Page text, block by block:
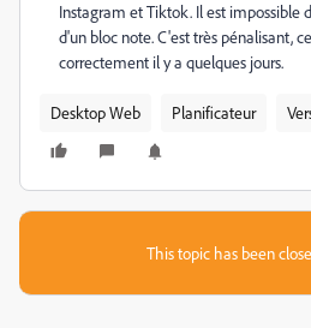
Instagram et Tiktok. Il est impossible
d'un bloc note. C'est très pénalisant,
correctement il y a quelques jours.
Desktop Web Planificateur
This topic has been